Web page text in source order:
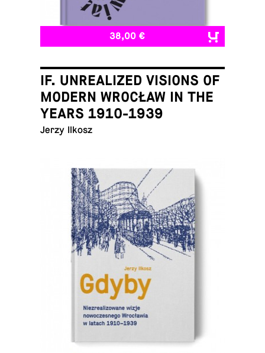
38,00 €
IF. UNREALIZED VISIONS OF
MODERN WROCŁAW IN THE
YEARS 1910-1939
Jerzy Ilkosz